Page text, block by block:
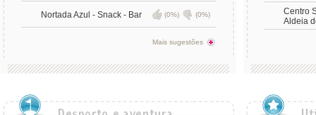
Nortada Azul - Snack - Bar (0%) (0%)
Mais sugestões
Centro
Aldeia